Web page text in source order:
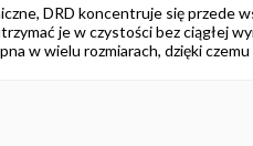
DRD koncentruje się przede
je w czystości bez ciągłej
w wielu rozmiarach, dzięki